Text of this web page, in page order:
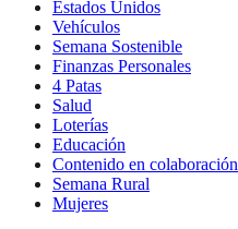
Estados Unidos
Vehículos
Semana Sostenible
Finanzas Personales
4 Patas
Salud
Loterías
Educación
Contenido en colaboración
Semana Rural
Mujeres